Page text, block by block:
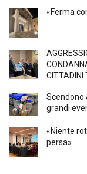
«Ferma
CITTADINI
Scendono
grandi
«Niente
persa»